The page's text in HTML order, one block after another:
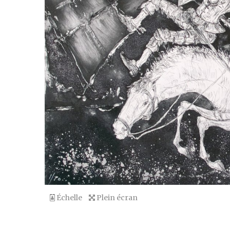
Échelle Plein écran